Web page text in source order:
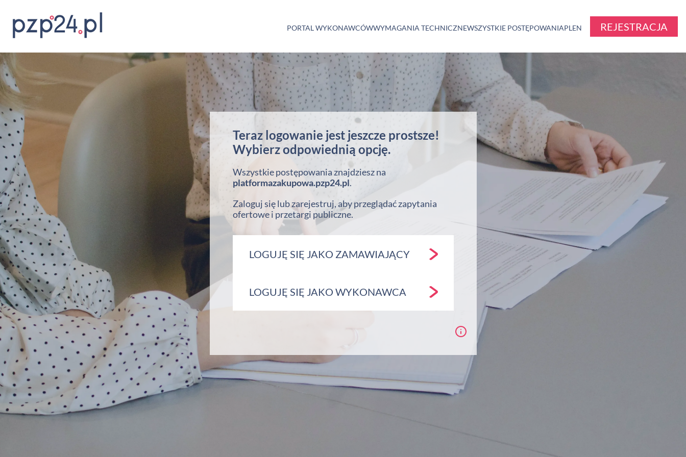
PORTAL WYKONAWCÓWWYMAGANIA TECHNICZNEWSZYSTKIE POSTĘPOWANIAPLEN REJESTRACJA
Teraz logowanie jest jeszcze prostsze!
Wybierz odpowiednią opcję.
Wszystkie postępowania znajdziesz na
platformazakupowa.pzp24.pl.
Zaloguj się lub zarejestruj, aby przeglądać zapytania
ofertowe i przetargi publiczne.
LOGUJĘ SIĘ JAKO ZAMAWIAJĄCY
LOGUJĘ SIĘ JAKO WYKONAWCA